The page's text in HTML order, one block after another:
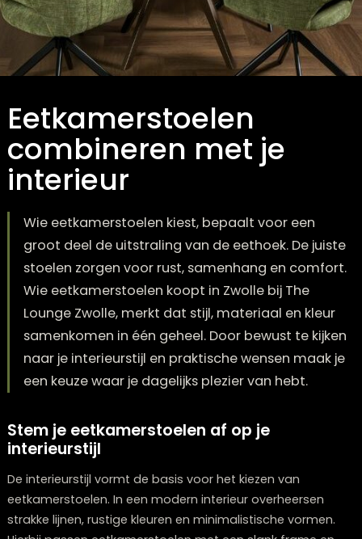
Eetkamerstoelen
combineren met je
interieur
Wie eetkamerstoelen kiest, bepaalt voor een
groot deel de uitstraling van de eethoek. De
stoelen zorgen voor rust, samenhang en
Wie eetkamerstoelen koopt in Zwolle bij The
Lounge Zwolle, merkt dat stijl, materiaal en
naar je interieurstijl en praktische wensen
een keuze waar je dagelijks plezier van hebt.
Stem je eetkamerstoelen af op je
interieurstijl